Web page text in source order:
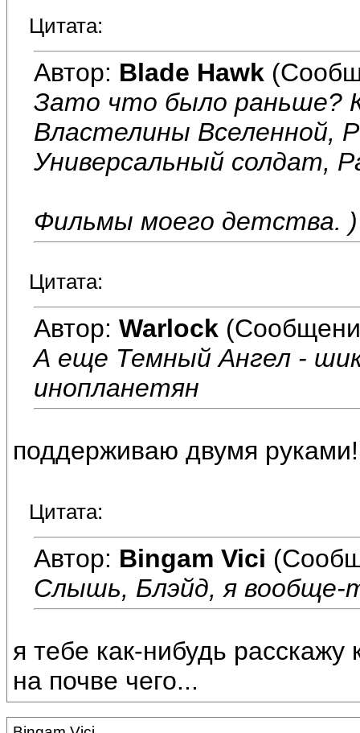
Цитата:
Автор: Blade Hawk
Зато что было раньше?
Властелины Вселенной,
Универсальный солдат,
Фильмы моего детства. )
Цитата:
Автор: Warlock
А еще Темный Ангел -
инопланетян
поддерживаю двумя руками!
Цитата:
Автор: Bingam Vici
Слышь, Блэйд, я вообще-
я тебе как-нибудь
на почве чего...